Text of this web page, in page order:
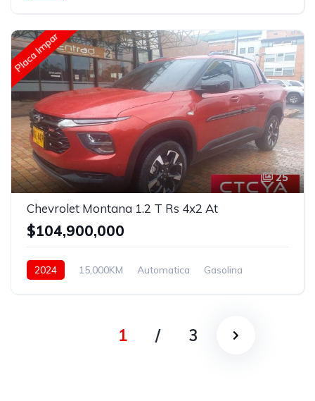
Placa Impar
25
Chevrolet Montana 1.2 T Rs 4x2 At
$104,900,000
2024 15,000KM Automatica
Gasolina
1 / 3